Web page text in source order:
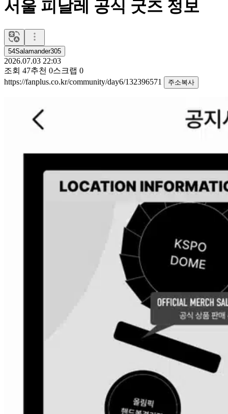
서울 피날레 공식 굿즈 정보
54Salamander305
2026.07.03 22:03
조회 47추천 0스크랩 0
https://fanplus.co.kr/community/day6/132396571
주소복사